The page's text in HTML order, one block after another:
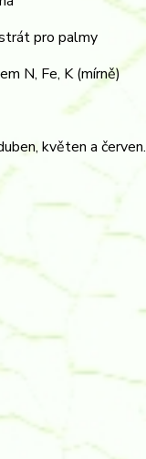
pro palmy
N, Fe, K (mírně)
květen a červen.